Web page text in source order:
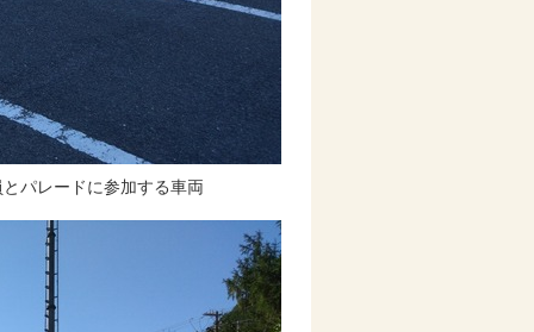
パレードに参加する車両